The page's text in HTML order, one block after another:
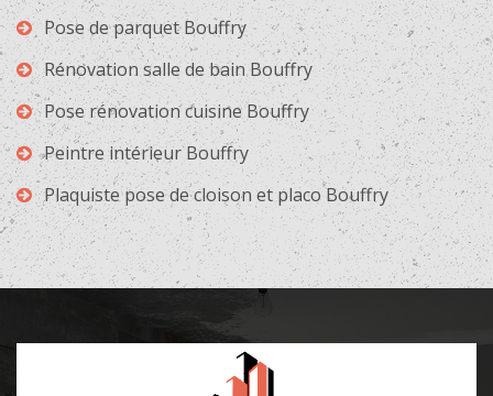
Pose de parquet Bouffry
Rénovation salle de bain Bouffry
Pose rénovation cuisine Bouffry
Peintre intérieur Bouffry
Plaquiste pose de cloison et placo Bouffry